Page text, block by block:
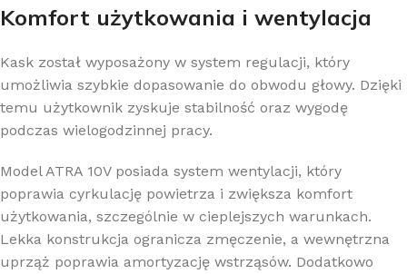
Komfort użytkowania i wentylacja
Kask został wyposażony w system regulacji, który
umożliwia szybkie dopasowanie do obwodu głowy. Dzięki
temu użytkownik zyskuje stabilność oraz wygodę
podczas wielogodzinnej pracy.
Model ATRA 10V posiada system wentylacji, który
poprawia cyrkulację powietrza i zwiększa komfort
użytkowania, szczególnie w cieplejszych warunkach.
Lekka konstrukcja ogranicza zmęczenie, a wewnętrzna
uprząż poprawia amortyzację wstrząsów. Dodatkowo